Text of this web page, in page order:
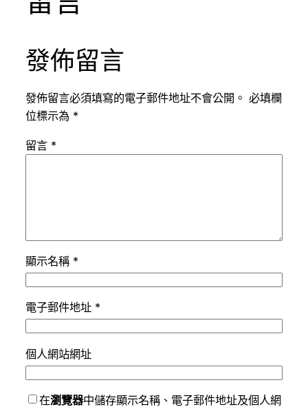
發佈留言
發佈留言必須填寫的電子郵件地址不會公開。 必填欄
位標示為 *
留言 *
顯示名稱 *
電子郵件地址 *
個人網站網址
在瀏覽器中儲存顯示名稱、電子郵件地址及個人網